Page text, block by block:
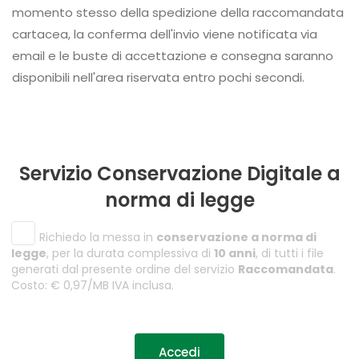
momento stesso della spedizione della raccomandata
cartacea, la conferma dell'invio viene notificata via
email e le buste di accettazione e consegna saranno
disponibili nell'area riservata entro pochi secondi.
Servizio Conservazione Digitale a
norma di legge
Richiedo la messa in conservazione a norma di
legge, per la durata complessiva di 10 anni, di tutti i file
generati dal presente ordine del servizio Raccomandata.
Costo: € 0,97/MB IVA inclusa.
Accedi